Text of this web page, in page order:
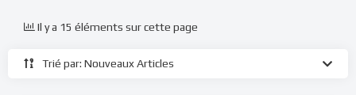
Trié par: Nouveaux Articles
Il y a 15 éléments sur cette page